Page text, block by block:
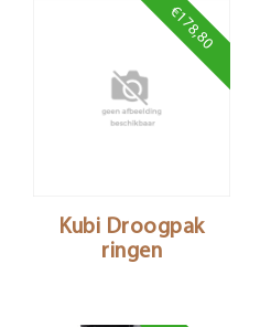
€178,80
Kubi Droogpak
ringen